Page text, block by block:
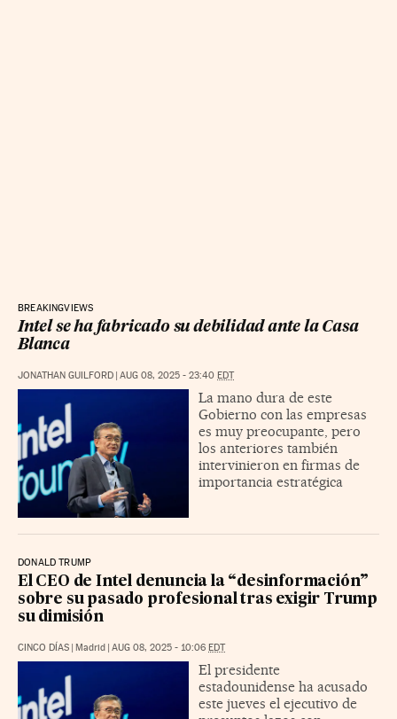
BREAKINGVIEWS
Intel se ha fabricado su debilidad ante la Casa
Blanca
JONATHAN GUILFORD AUG 08, 2025 - 23:40 EDT
La mano dura de este
Gobierno con las empresas
es muy preocupante, pero
los anteriores también
intervinieron en firmas de
importancia estratégica
DONALD TRUMP
El CEO de Intel denuncia la “desinformación”
sobre su pasado profesional tras exigir Trump
su dimisión
CINCO DÍAS Madrid AUG 08, 2025 - 10:06 EDT
El presidente
estadounidense ha acusado
este jueves el ejecutivo de